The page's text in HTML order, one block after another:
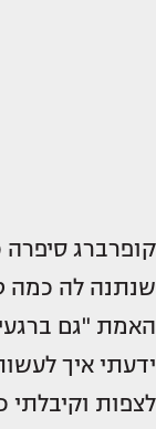
קופרברג סיפרה
שנתנה לה כמה
האמת "גם
ידעתי איך
לצפות וקיבלתי